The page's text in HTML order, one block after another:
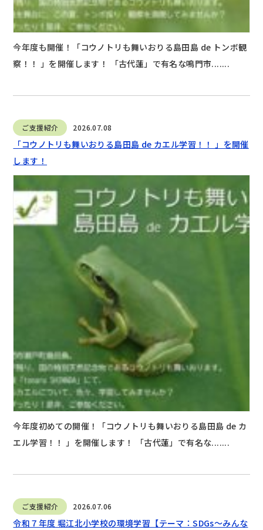
今年度も開催！「コウノトリも舞いおりる島田島 de トンボ観
察！！ 」を開催します！ 「古代蓮」で有名な鳴門市.......
ご支援紹介 2026.07.08
「コウノトリも舞いおりる島田島 de カエル学習！！ 」を開催
します！
今年度初めての開催！「コウノトリも舞いおりる島田島 de カ
エル学習！！ 」を開催します！ 「古代蓮」で有名な.......
ご支援紹介 2026.07.06
令和７年度 堀江北小学校の環境学習【テーマ：SDGs～みんな